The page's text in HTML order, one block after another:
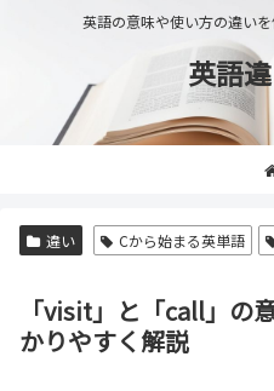
英語の意味や使い方の違い
英語
違い Cから始まる英単語
「visit」と「call」の
かりやすく解説